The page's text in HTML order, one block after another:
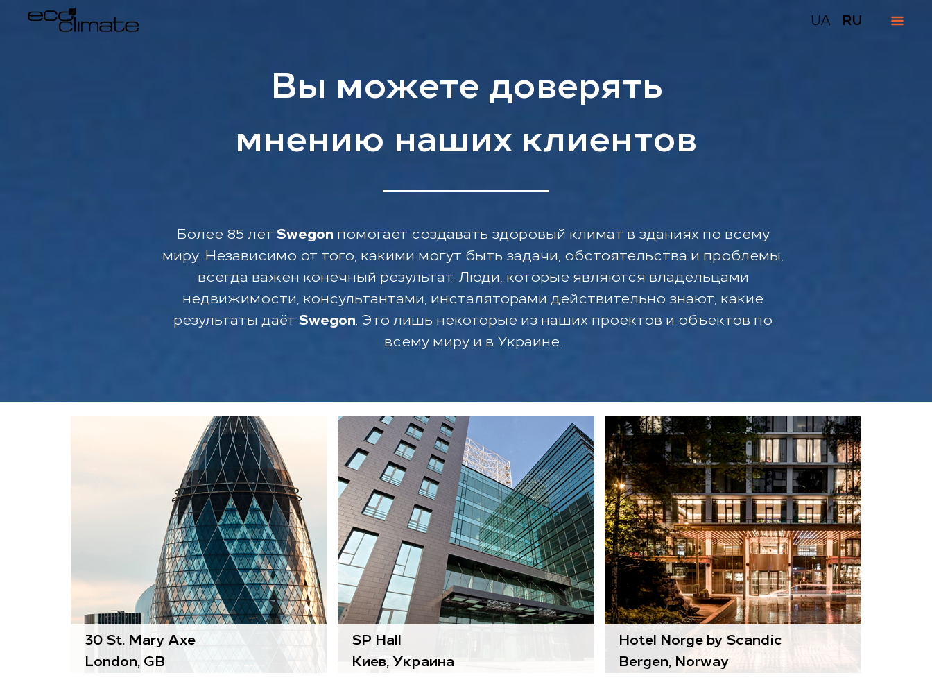
UA RU
Вы можете доверять
мнению наших клиентов
Более 85 лет Swegon помогает создавать здоровый климат в зданиях по всему
миру. Независимо от того, какими могут быть задачи, обстоятельства и проблемы,
всегда важен конечный результат. Люди, которые являются владельцами
недвижимости, консультантами, инсталяторами действительно знают, какие
результаты даёт Swegon. Это лишь некоторые из наших проектов и объектов по
всему миру и в Украине.
Комфортные модулиParagon
Продукты системыWISE
Hotel Norge by Scandic
Bergen, Norway
Воздухоподготовительные
Gold
30 St. Mary Axe
London, GB
Воздухоподготовительные
агрегаты Gold
Диффузоры SwanиHawk
SP Hall
Киев, Украина